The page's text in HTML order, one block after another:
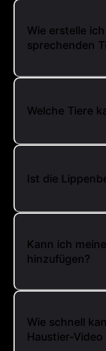
Wie erstelle
sprechenden
Welche Tiere
Ist die
Kann ich
hinzufügen?
Wie schnell
Haustier-